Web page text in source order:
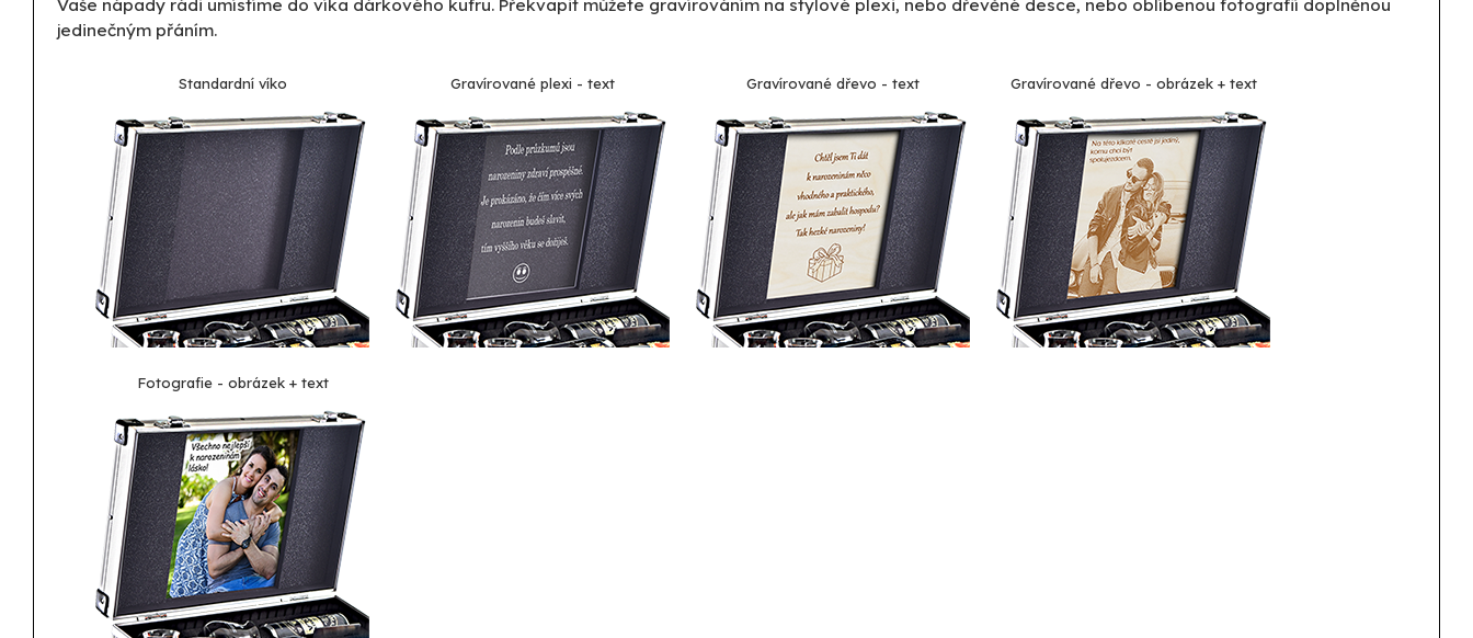
Vaše nápady rádi umístíme do víka dárkového kufru. Překvapit můžete gravírováním na stylové plexi, nebo dřevěné desce, nebo oblíbenou fotografií doplněnou
jedinečným přáním.
Standardní víko Gravírované plexi - text Gravírované dřevo - text Gravírované dřevo - obrázek + text
Fotografie - obrázek + text